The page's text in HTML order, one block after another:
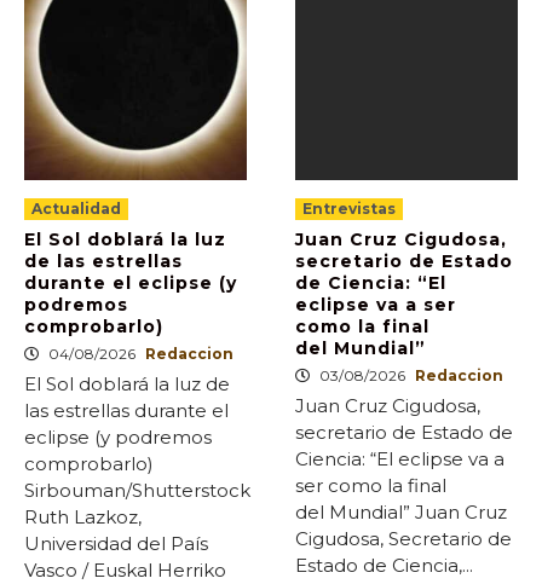
Actualidad
El Sol doblará la luz
de las estrellas
durante el eclipse (y
podremos
comprobarlo)
04/08/2026 Redaccion
El Sol doblará la luz de
las estrellas durante el
eclipse (y podremos
comprobarlo)
Sirbouman/Shutterstock
Ruth Lazkoz,
Universidad del País
Vasco / Euskal Herriko
Entrevistas
Juan Cruz Cigudosa,
secretario de Estado
de Ciencia: “El
eclipse va a ser
como la final
del Mundial”
03/08/2026 Redaccion
Juan Cruz Cigudosa,
secretario de Estado de
Ciencia: “El eclipse va a
ser como la final
del Mundial” Juan Cruz
Cigudosa, Secretario de
Estado de Ciencia,...